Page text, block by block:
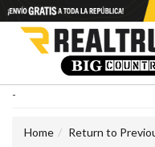
-
Home Return to